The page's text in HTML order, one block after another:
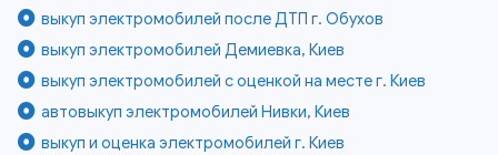
выкуп электромобилей после ДТП г. Обухов
выкуп электромобилей Демиевка, Киев
выкуп электромобилей с оценкой на месте г. Киев
автовыкуп электромобилей Нивки, Киев
выкуп и оценка электромобилей г. Киев